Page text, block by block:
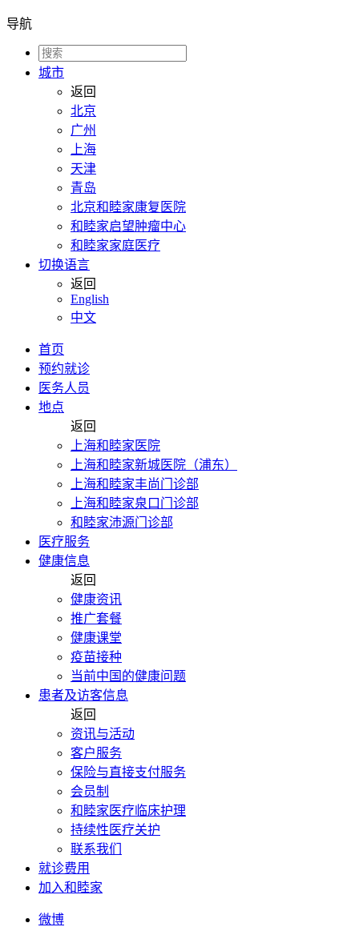
导航
城市
返回
北京
广州
上海
天津
青岛
北京和睦家康复医院
和睦家启望肿瘤中心
和睦家家庭医疗
切换语言
返回
English
中文
首页
预约就诊
医务人员
地点
返回
上海和睦家医院
上海和睦家新城医院（浦东）
上海和睦家丰尚门诊部
上海和睦家泉口门诊部
和睦家沛源门诊部
医疗服务
健康信息
返回
健康资讯
推广套餐
健康课堂
疫苗接种
当前中国的健康问题
患者及访客信息
返回
资讯与活动
客户服务
保险与直接支付服务
会员制
和睦家医疗临床护理
持续性医疗关护
联系我们
就诊费用
加入和睦家
微博